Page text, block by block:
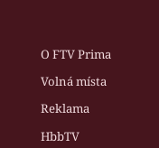
O FTV Prima
Volná místa
Reklama
HbbTV